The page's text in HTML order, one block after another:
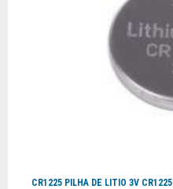
CR1225 PILHA DE LITIO 3V CR1225